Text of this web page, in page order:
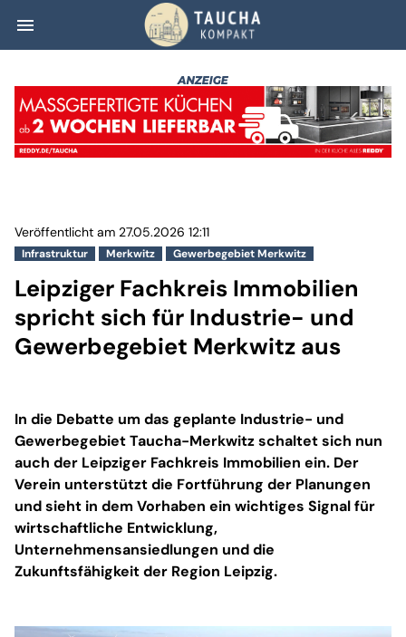
menu Leipziger
Infrastruktur Merkwitz Gewerbegebiet Merkwitz
Veröffentlicht am 27.05.2026 12:11
Leipziger Fachkreis Immobilien
spricht sich für Industrie- und
Gewerbegebiet Merkwitz aus
In die Debatte um das geplante Industrie- und
Gewerbegebiet Taucha-Merkwitz schaltet sich nun
auch der Leipziger Fachkreis Immobilien ein. Der
Verein unterstützt die Fortführung der Planungen
und sieht in dem Vorhaben ein wichtiges Signal für
wirtschaftliche Entwicklung,
Unternehmensansiedlungen und die
Zukunftsfähigkeit der Region Leipzig.